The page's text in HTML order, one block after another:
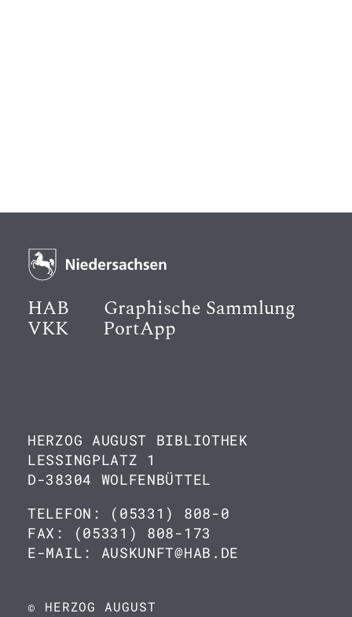
HAB Graphische Sammlung
VKK PortApp
HERZOG AUGUST BIBLIOTHEK
LESSINGPLATZ 1
D-38304 WOLFENBÜTTEL
TELEFON: (05331) 808-0
FAX: (05331) 808-173
E-MAIL: AUSKUNFT@HAB.DE
© HERZOG AUGUST